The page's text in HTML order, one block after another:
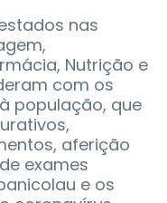
nas
Nutrição e
com os
população, que
aferição
exames
e os